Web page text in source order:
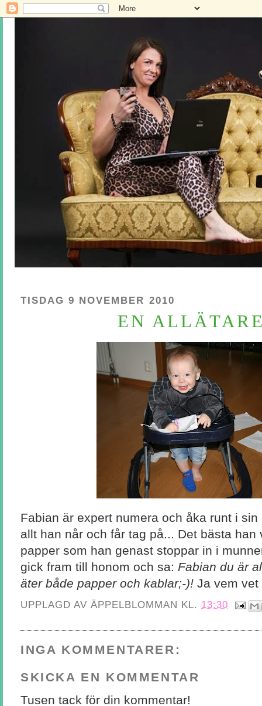
TISDAG 9 NOVEMBER 2010
EN
Fabian är expert numera och åka runt i
allt han når och får tag på... Det bästa han
papper som han genast stoppar in i
gick fram till honom och sa: Fabian du är
äter både papper och kablar;-)! Ja vem vet
UPPLAGD AVÄPPELBLOMMAN KL. 13:30
INGA KOMMENTARER:
SKICKA EN KOMMENTAR
Tusen tack för din kommentar!